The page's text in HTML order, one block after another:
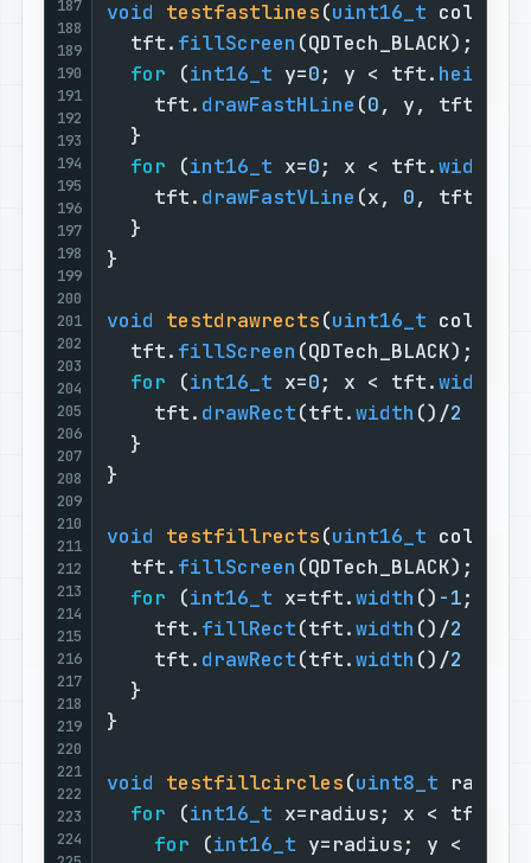
187
188
189
190
191
192
193
194
195
196
197
198
199
200
201
202
203
204
205
206
207
208
209
210
211
212
213
214
215
216
217
218
219
220
221
222
223
224
void testfastlines(uint16_t
  tft.
fillScreen (QDTech_BLACK);
for (int16_t y=0; y < tft. height
    tft.
drawFastHLine (0, y, tft.
  }
for (int16_t x=0; x < tft.width
    tft.
drawFastVLine (x, 0, tft.
  }
}
void testdrawrects(uint16_t color)
  tft.
fillScreen (QDTech_BLACK);
for (int16_t x=0; x < tft.width
    tft.
drawRect(tft.width ()/2
  }
}
void testfillrects(uint16_t
  tft.
fillScreen (QDTech_BLACK);
for (int16_t x=tft.width () -1; x
    tft.
fillRect(tft.width ()/2
    tft.
drawRect(tft.width ()/2
  }
}
void testfillcircles(uint8_t
for (int16_t x=radius; x < tft.
for (int16_t y=radius; y < tft.